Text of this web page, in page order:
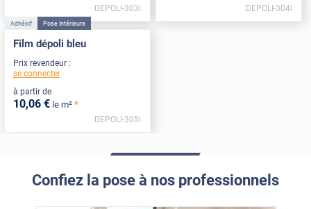
DEPOLI-303i DEPOLI-304i
Adhésif Pose Intérieure
Film dépoli bleu
Prix revendeur :
se connecter
à partir de
10,06 € le m² *
DEPOLI-305i
Confiez la pose à nos professionnels